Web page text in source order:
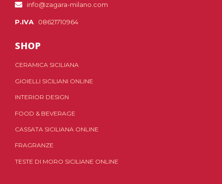
info@zagara-milano.com
P.IVA 08621710964
SHOP
CERAMICA SICILIANA
GIOIELLI SICILIANI ONLINE
INTERIOR DESIGN
FOOD & BEVERAGE
CASSATA SICILIANA ONLINE
FRAGRANZE
TESTE DI MORO SICILIANE ONLINE